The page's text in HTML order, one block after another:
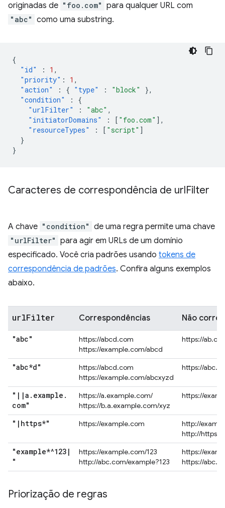
originadas de "foo.com" para qualquer URL com
"abc" como uma substring.
{
"id"
: 1 ,
"priority" : 1 ,
"action"
: { "type" : "block"
},
"condition"
:
{
"urlFilter"
: "abc" ,
"initiatorDomains"
: [ "foo.com" ],
"resourceTypes"
: [ "script" ]
}
}
Caracteres de correspondência de urlFilter
A chave "condition" de uma regra permite uma chave
"urlFilter" para agir em URLs de um domínio
especificado. Você cria padrões usando tokens de
correspondência de padrões. Confira alguns exemplos
abaixo.
urlFilter Correspondências Não
"abc"
https://abcd.com
https://example.com/abcd
https://
"abc*d"
https://abcd.com
https://example.com/abcxyzd
https://
" | |a . example .
com"
https://a.example.com/
https://b.a.example.com/xyz
https://
" | https*" https://example.com
http://
http://
"example*^123 |
"
https://example.com/123
http://abc.com/example?123
https://
https://
Priorização de regras